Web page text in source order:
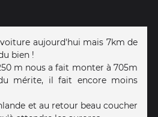
aujourd'hui mais 7km de
bien !
m nous a fait monter à 705m
mérite, il fait encore moins
et au retour beau coucher